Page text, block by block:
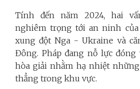
Tính đến năm 2024, hai
nghiêm trọng tới an ninh của
xung đột Nga - Ukraine và
Đông. Pháp đang nỗ lực
hòa giải nhằm hạ nhiệt
thẳng trong khu vực.